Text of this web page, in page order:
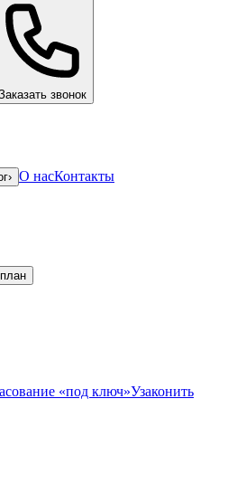
звонок
› О насКонтакты
«под ключ»Узаконить